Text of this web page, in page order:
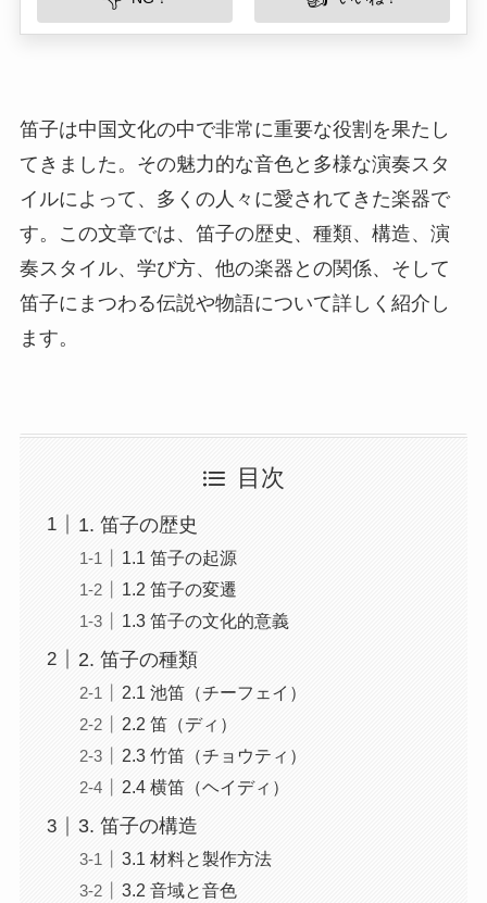
笛子は中国文化の中で非常に重要な役割を果たし
てきました。その魅力的な音色と多様な演奏スタ
イルによって、多くの人々に愛されてきた楽器で
す。この文章では、笛子の歴史、種類、構造、演
奏スタイル、学び方、他の楽器との関係、そして
笛子にまつわる伝説や物語について詳しく紹介し
ます。
目次
1. 笛子の歴史
1.1 笛子の起源
1.2 笛子の変遷
1.3 笛子の文化的意義
2. 笛子の種類
2.1 池笛（チーフェイ）
2.2 笛（ディ）
2.3 竹笛（チョウティ）
2.4 横笛（ヘイディ）
3. 笛子の構造
3.1 材料と製作方法
3.2 音域と音色